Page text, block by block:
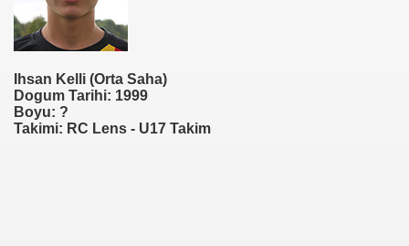
Ihsan Kelli (Orta Saha)
Dogum Tarihi: 1999
Boyu: ?
Takimi: RC Lens - U17 Takim